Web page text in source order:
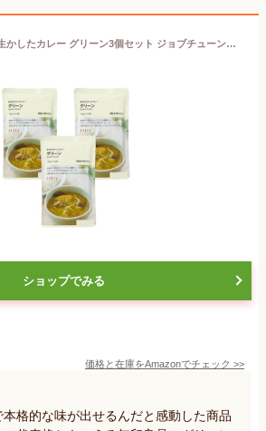
【無印】素材を生かしたカレー グリーン3個セット ジョブチューンで紹介
ショップでみる
価格と在庫をAmazonでチェック >>
格的な味が出せるんだと感動した商品